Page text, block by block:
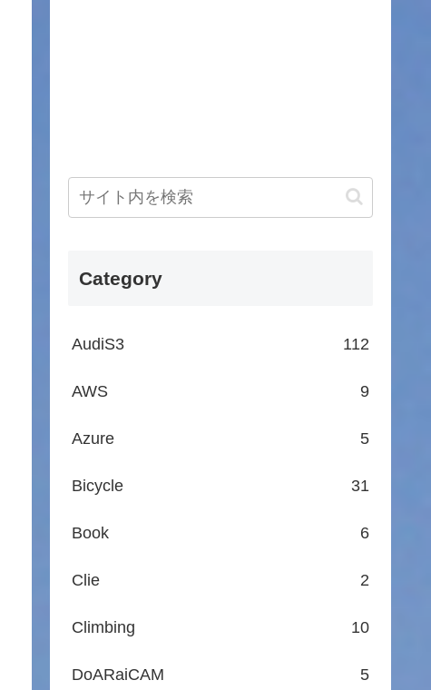
Category
AudiS3 112
AWS 9
Azure 5
Bicycle 31
Book 6
Clie 2
Climbing 10
DoARaiCAM 5